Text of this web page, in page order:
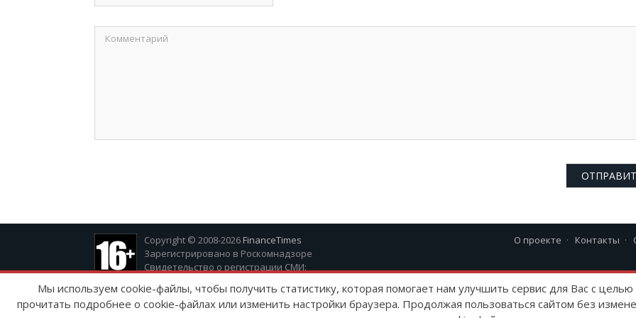
Copyright © 2008-2026 FinanceTimes
Зарегистрировано в Роскомнадзоре
Свидетельство о регистрации СМИ:
О проекте Контакты
Мы используем cookie-файлы, чтобы получить статистику, которая помогает нам улучшить сервис для Вас с
прочитать подробнее о cookie-файлах или изменить настройки браузера. Продолжая пользоваться сайтом без